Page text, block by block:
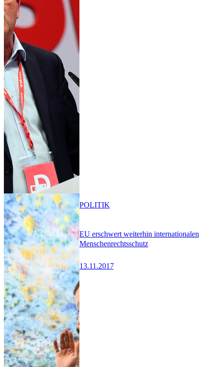
EU erschwert weiterhin internationalen
Menschenrechtsschutz
13.11.2017
POLITIK